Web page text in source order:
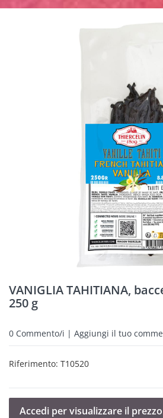
VANIGLIA TAHITIANA,
250 g
0 Commento/i | Aggiungi il tuo
Riferimento: T10520
Accedi per visualizzare il prezzo